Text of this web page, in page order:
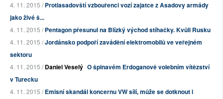
4. 11. 2015 /Protiasadovští vzbouřenci vozí zajatce z Asadovy armády
jako živé š...
4. 11. 2015 /Pentagon přesunul na Blízký východ stíhačky. Kvůli Rusku
4. 11. 2015 /Jordánsko podpoří zavádění elektromobilů ve veřejném
sektoru
4. 11. 2015 /Daniel Veselý O špinavém Erdoganově volebním vítězství
v Turecku
4. 11. 2015 /Emisní skandál koncernu VW sílí, může se dotknout i